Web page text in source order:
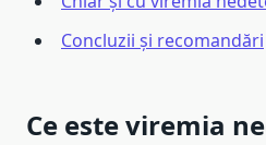
Concluzii și recomandări
Ce este viremia